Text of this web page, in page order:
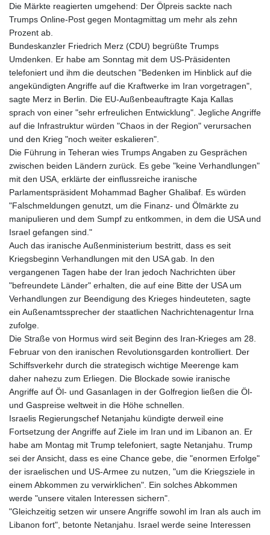
Die Märkte reagierten umgehend: Der Ölpreis sackte nach
Trumps Online-Post gegen Montagmittag um mehr als zehn
Prozent ab.
Bundeskanzler Friedrich Merz (CDU) begrüßte Trumps
Umdenken. Er habe am Sonntag mit dem US-Präsidenten
telefoniert und ihm die deutschen "Bedenken im Hinblick auf die
angekündigten Angriffe auf die Kraftwerke im Iran vorgetragen",
sagte Merz in Berlin. Die EU-Außenbeauftragte Kaja Kallas
sprach von einer "sehr erfreulichen Entwicklung". Jegliche Angriffe
auf die Infrastruktur würden "Chaos in der Region" verursachen
und den Krieg "noch weiter eskalieren".
Die Führung in Teheran wies Trumps Angaben zu Gesprächen
zwischen beiden Ländern zurück. Es gebe "keine Verhandlungen"
mit den USA, erklärte der einflussreiche iranische
Parlamentspräsident Mohammad Bagher Ghalibaf. Es würden
"Falschmeldungen genutzt, um die Finanz- und Ölmärkte zu
manipulieren und dem Sumpf zu entkommen, in dem die USA und
Israel gefangen sind."
Auch das iranische Außenministerium bestritt, dass es seit
Kriegsbeginn Verhandlungen mit den USA gab. In den
vergangenen Tagen habe der Iran jedoch Nachrichten über
"befreundete Länder" erhalten, die auf eine Bitte der USA um
Verhandlungen zur Beendigung des Krieges hindeuteten, sagte
ein Außenamtssprecher der staatlichen Nachrichtenagentur Irna
zufolge.
Die Straße von Hormus wird seit Beginn des Iran-Krieges am 28.
Februar von den iranischen Revolutionsgarden kontrolliert. Der
Schiffsverkehr durch die strategisch wichtige Meerenge kam
daher nahezu zum Erliegen. Die Blockade sowie iranische
Angriffe auf Öl- und Gasanlagen in der Golfregion ließen die Öl-
und Gaspreise weltweit in die Höhe schnellen.
Israelis Regierungschef Netanjahu kündigte derweil eine
Fortsetzung der Angriffe auf Ziele im Iran und im Libanon an. Er
habe am Montag mit Trump telefoniert, sagte Netanjahu. Trump
sei der Ansicht, dass es eine Chance gebe, die "enormen Erfolge"
der israelischen und US-Armee zu nutzen, "um die Kriegsziele in
einem Abkommen zu verwirklichen". Ein solches Abkommen
werde "unsere vitalen Interessen sichern".
"Gleichzeitig setzen wir unsere Angriffe sowohl im Iran als auch im
Libanon fort", betonte Netanjahu. Israel werde seine Interessen